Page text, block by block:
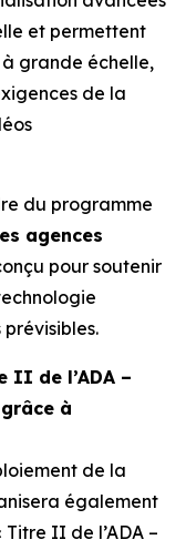
et permettent
grande échelle,
de la
du programme
agences
pour soutenir
II de l’ADA –
à
de la
également
Titre II de l’ADA –